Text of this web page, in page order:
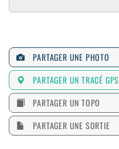
PARTAGER UNE PHOTO
PARTAGER UN TRACÉ GPS
PARTAGER UN TOPO
PARTAGER UNE SORTIE